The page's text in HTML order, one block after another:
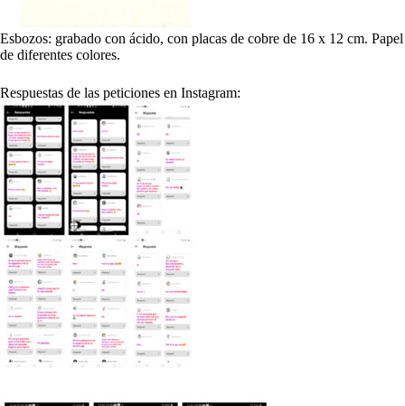
Esbozos: grabado con ácido, con placas de cobre de 16 x 12 cm. Papel
de diferentes colores.
Respuestas de las peticiones en Instagram: